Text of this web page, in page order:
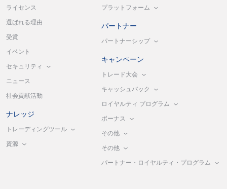
ライセンス
選ばれる理由
受賞
イベント
セキュリティ
ニュース
社会貢献活動
ナレッジ
トレーディングツール
資源
プラットフォーム
パートナー
パートナーシップ
キャンペーン
トレード大会
キャッシュバック
ロイヤルティ プログラム
ボーナス
その他
その他
パートナー・ロイヤルティ・プログラム